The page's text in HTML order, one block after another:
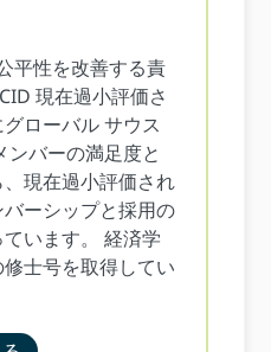
平性を改善する責
現在過小評価さ
ローバル サウス
ンバーの満足度と
現在過小評価され
ーシップと採用の
います。 経済学
士号を取得してい